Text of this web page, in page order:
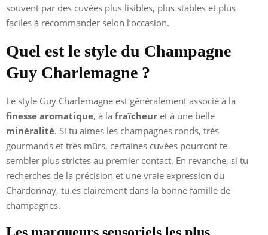
souvent par des cuvées plus lisibles, plus stables et plus
faciles à recommander selon l’occasion.
Quel est le style du Champagne
Guy Charlemagne ?
Le style Guy Charlemagne est généralement associé à la
finesse aromatique, à la fraîcheur et à une belle
minéralité. Si tu aimes les champagnes ronds, très
gourmands et très mûrs, certaines cuvées pourront te
sembler plus strictes au premier contact. En revanche, si tu
recherches de la précision et une vraie expression du
Chardonnay, tu es clairement dans la bonne famille de
champagnes.
Les marqueurs sensoriels les plus